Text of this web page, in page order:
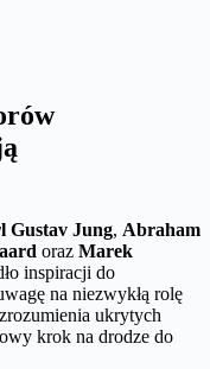
Gustav Jung, Abraham
oraz Marek
inspiracji do
na niezwykłą rolę
ukrytych
krok na drodze do